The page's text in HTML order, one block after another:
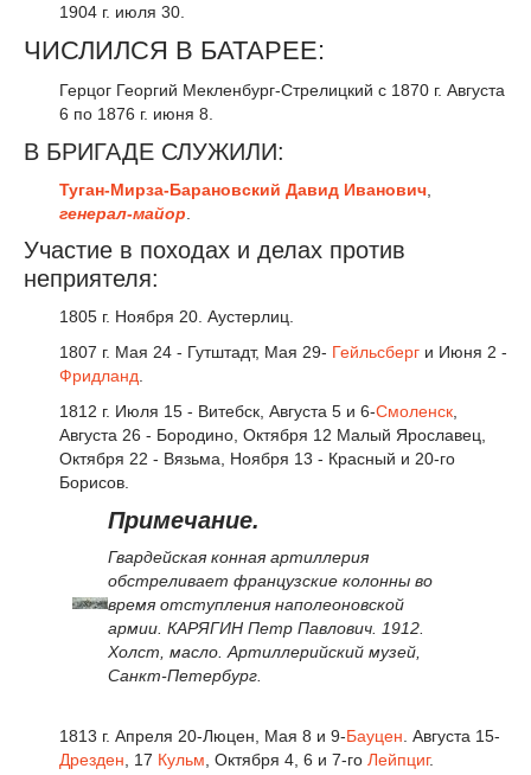
1904 г. июля 30.
ЧИСЛИЛСЯ В БАТАРЕЕ:
Герцог Георгий Мекленбург-Стрелицкий с 1870 г. Августа
6 по 1876 г. июня 8.
В БРИГАДЕ СЛУЖИЛИ:
Туган-Мирза-Барановский Давид Иванович
генерал-майор
Участие в походах и делах против
неприятеля:
1805 г. Ноября 20. Аустерлиц.
1807 г. Мая 24 - Гутштадт, Мая 29- Гейльсберг и Июня 2 -
Фридланд
1812 г. Июля 15 - Витебск, Августа 5 и 6-Смоленск
Августа 26 - Бородино, Октября 12 Малый Ярославец,
Октября 22 - Вязьма, Ноября 13 - Красный и 20-го
Борисов.
Примечание.
Гвардейская конная артиллерия
обстреливает французские колонны во
время отступления наполеоновской
армии. КАРЯГИН Петр Павлович. 1912.
Холст, масло. Артиллерийский музей,
Санкт-Петербург.
1813 г. Апреля 20-Люцен, Мая 8 и 9-Бауцен . Августа 15-
Дрезден , 17 Кульм , Октября 4, 6 и 7-го Лейпциг.